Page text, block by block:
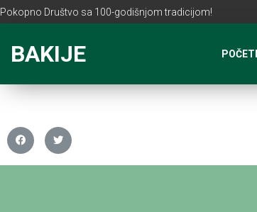
Pokopno Društvo sa 100-godišnjom tradicijom!
BAKIJE